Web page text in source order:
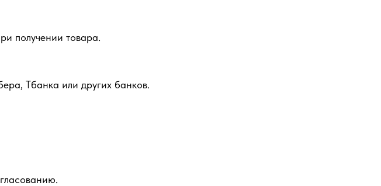
получении товара.
Тбанка или других банков.